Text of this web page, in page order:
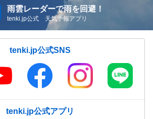
雨雲レーダーで雨を回避！
tenki.jp公式 天気予報アプリ
tenki.jp公式SNS
tenki.jp公式アプリ